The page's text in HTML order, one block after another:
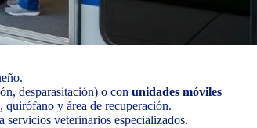
desparasitación) o con unidades móviles
y área de recuperación.
a servicios veterinarios especializados.